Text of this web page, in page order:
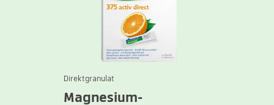
Direktgranulat
Magnesium-